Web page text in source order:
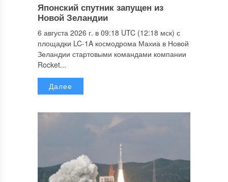
Японский спутник запущен из
Новой Зеландии
6 августа 2026 г. в 09:18 UTC (12:18 мск) с
площадки LC-1A космодрома Махиа в Новой
Зеландии стартовыми командами компании
Rocket...
Далее